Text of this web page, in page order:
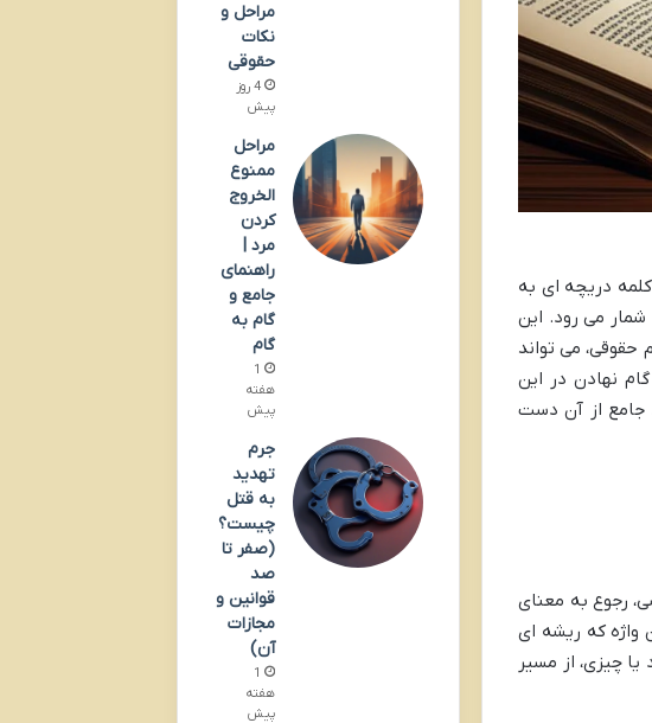
دریچه ای به
شمار می رود. این
حقوقی، می تواند
نهادن در این
جامع از آن دست
رجوع به معنای
واژه که ریشه ای
چیزی، از مسیر
مراحل و
نکات
حقوقی
4 روز
پیش
مراحل
ممنوع
الخروج
کردن
مرد |
راهنمای
جامع و
گام به
گام
1
هفته
پیش
جرم
تهدید
به قتل
چیست؟
(صفر تا
صد
قوانین و
مجازات
آن)
1
هفته
پیش